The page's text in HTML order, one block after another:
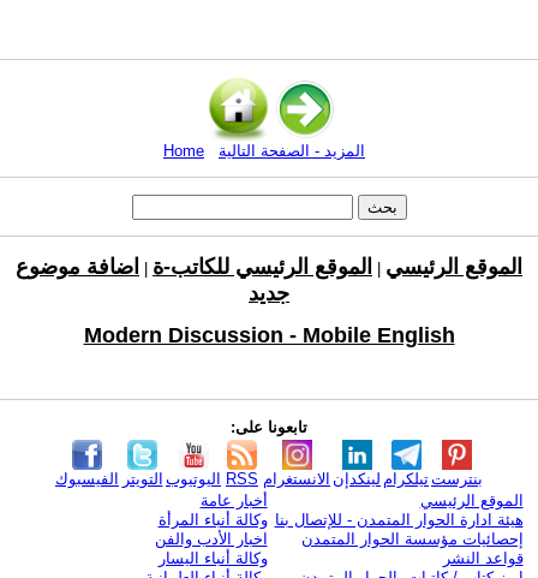
Home المزيد - الصفحة التالية
الموقع الرئيسي الموقع الرئيسي للكاتب-ة
اضافة موضوع
جديد
Modern Discussion - Mobile English
تابعونا على:
الفيسبوك التويتر اليوتيوب RSS الانستغرام لينكدإن تيلكرامبنترست
الموقع الرئيسي
هيئة ادارة الحوار المتمدن - للإتصال بنا
إحصائيات مؤسسة الحوار المتمدن
قواعد النشر
أخبار عامة
وكالة أنباء المرأة
اخبار الأدب والفن
وكالة أنباء اليسار